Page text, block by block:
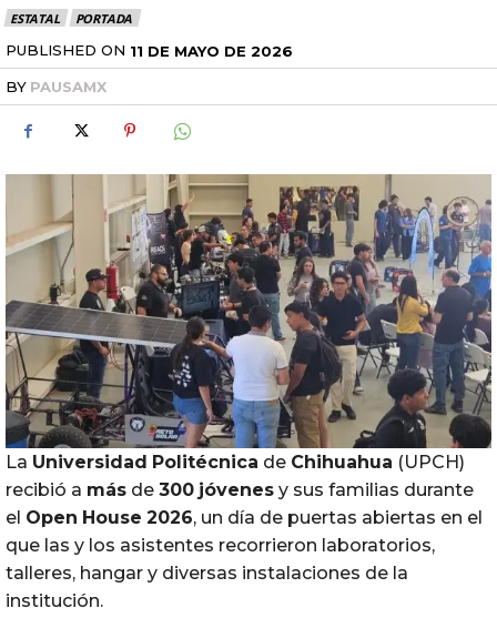
ESTATAL PORTADA
PUBLISHED ON 11 DE MAYO DE 2026
BY PAUSAMX
La Universidad Politécnica de Chihuahua (UPCH)
recibió a más de 300 jóvenes y sus familias durante
el Open House 2026, un día de puertas abiertas en el
que las y los asistentes recorrieron laboratorios,
talleres, hangar y diversas instalaciones de la
institución.